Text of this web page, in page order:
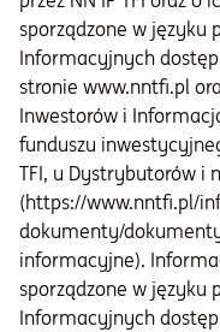
sporządzone w języku
Informacyjnych
stronie www.nntfi.pl
Inwestorów i
funduszu
TFI, u Dystrybutorów i
(https://www.nntfi.pl/
dokumenty/
informacyjne).
sporządzone w języku
Informacyjnych